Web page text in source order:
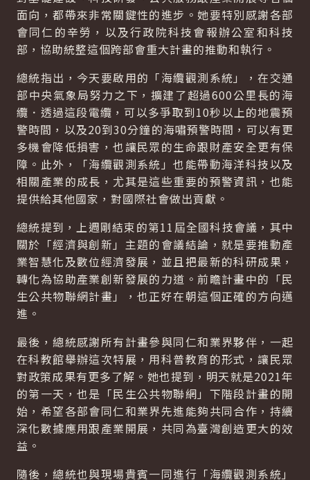
面向，都帶來非常關鍵性的進步。她要特別感謝各部
會同仁的辛勞，以及行政院科技會報辦公室和科技
部，協助統整這個跨部會重大計畫的推動和執行。
總統指出，今天要啟用的「海纜觀測系統」，在交通
部中央氣象局努力之下，擴建了超過600公里長的海
纜．透過這段電纜，可以多爭取到10秒以上的地震預
警時間，以及20到30分鐘的海嘯預警時間，可以有更
多機會降低損害，也讓民眾的生命跟財產安全更有保
障。此外，「海纜觀測系統」也能帶動海洋科技以及
相關產業的成長，尤其是這些重要的預警資訊，也能
提供給其他國家，對國際社會做出貢獻。
總統提到，上週剛結束的第11屆全國科技會議，其中
關於「經濟與創新」主題的會議結論，就是要推動產
業智慧化及數位經濟發展，並且把最新的科研成果，
轉化為協助產業創新發展的力道。前瞻計畫中的「民
生公共物聯網計畫」，也正好在朝這個正確的方向邁
進。
最後，總統感謝所有計畫參與同仁和業界夥伴，一起
在科教館舉辦這次特展，用科普教育的形式，讓民眾
對政策成果有更多了解。她也提到，明天就是2021年
的第一天，也是「民生公共物聯網」下階段計畫的開
始，希望各部會同仁和業界先進能夠共同合作，持續
深化數據應用跟產業開展，共同為臺灣創造更大的效
益。
隨後，總統也與現場貴賓一同進行「海纜觀測系統」